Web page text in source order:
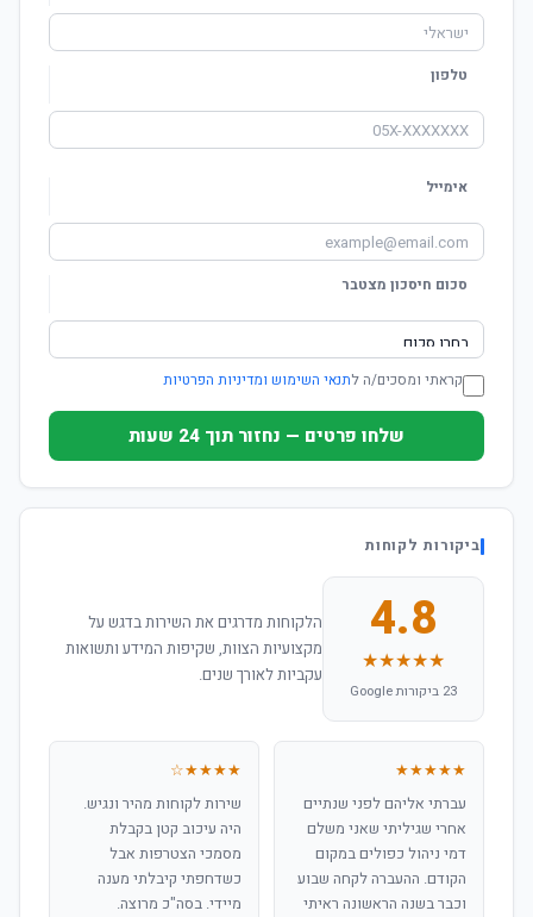
טלפון
אימייל
סכום חיסכון מצטבר
קראתי ומסכים/ה לתנאי השימוש ומדיניות הפרטיות
שלחו פרטים — נחזור תוך 24 שעות
ביקורות לקוחות
4.8
★★★★★
23 ביקורות Google
הלקוחות מדרגים את השירות בדגש על
מקצועיות הצוות, שקיפות המידע ותשואות
עקביות לאורך שנים.
★★★★★
עברתי אליהם לפני שנתיים
אחרי שגיליתי שאני משלם
דמי ניהול כפולים במקום
הקודם. ההעברה לקחה שבוע
וכבר בשנה הראשונה ראיתי
★★★★☆
שירות לקוחות מהיר ונגיש.
היה עיכוב קטן בקבלת
מסמכי הצטרפות אבל
כשדחפתי קיבלתי מענה
מיידי. בסה"כ מרוצה.